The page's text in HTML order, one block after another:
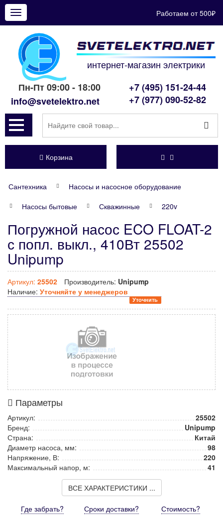
Показать
меню
Работаем от 500₽
интернет-магазин электрики
Пн-Пт 09:00 - 18:00
info@svetelektro.net
+7 (495) 151-24-44
+7 (977) 090-52-82
Корзина
Сантехника
Насосы и насосное оборудование
Насосы бытовые
Скважинные 220v
Погружной насос ECO FLOAT-2
с попл. выкл., 410Вт 25502
Unipump
Артикул: 25502 Производитель: Unipump
Наличие: Уточняйте у менеджеров
Уточнить
Параметры
Артикул:
25502
Бренд:
Unipump
Страна:
Китай
Диаметр насоса, мм:
98
Напряжение, В:
220
Максимальный напор, м:
41
ВСЕ ХАРАКТЕРИСТИКИ ...
Где забрать? Сроки доставки? Стоимость?